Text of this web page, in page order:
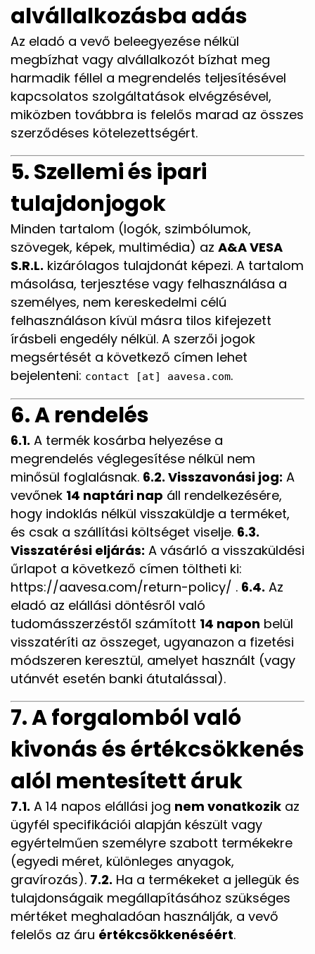
alvállalkozásba adás
Az eladó a vevő beleegyezése nélkül
megbízhat vagy alvállalkozót bízhat meg
harmadik féllel a megrendelés teljesítésével
kapcsolatos szolgáltatások elvégzésével,
miközben továbbra is felelős marad az összes
szerződéses kötelezettségért.
5. Szellemi és ipari
tulajdonjogok
Minden tartalom (logók, szimbólumok,
szövegek, képek, multimédia) az A&A VESA
S.R.L. kizárólagos tulajdonát képezi. A tartalom
másolása, terjesztése vagy felhasználása a
személyes, nem kereskedelmi célú
felhasználáson kívül másra tilos kifejezett
írásbeli engedély nélkül. A szerzői jogok
megsértését a következő címen lehet
bejelenteni: contact [at] aavesa.com.
6. A rendelés
6.1. A termék kosárba helyezése a
megrendelés véglegesítése nélkül nem
minősül foglalásnak. 6.2. Visszavonási jog: A
vevőnek 14 naptári nap áll rendelkezésére,
hogy indoklás nélkül visszaküldje a terméket,
és csak a szállítási költséget viselje. 6.3.
Visszatérési eljárás: A vásárló a visszaküldési
űrlapot a következő címen töltheti ki:
https://aavesa.com/return-policy/ . 6.4. Az
eladó az elállási döntésről való
tudomásszerzéstől számított 14 napon belül
visszatéríti az összeget, ugyanazon a fizetési
módszeren keresztül, amelyet használt (vagy
utánvét esetén banki átutalással).
7. A forgalomból való
kivonás és értékcsökkenés
alól mentesített áruk
7.1. A 14 napos elállási jog nem vonatkozik az
ügyfél specifikációi alapján készült vagy
egyértelműen személyre szabott termékekre
(egyedi méret, különleges anyagok,
gravírozás). 7.2. Ha a termékeket a jellegük és
tulajdonságaik megállapításához szükséges
mértéket meghaladóan használják, a vevő
felelős az áru értékcsökkenéséért.